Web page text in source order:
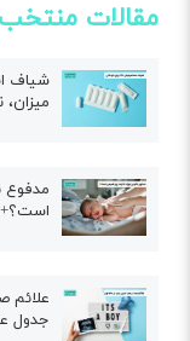
مقالات منتخب
مدفوع
علائم
جدول